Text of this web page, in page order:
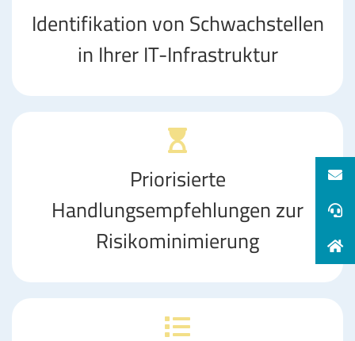
Identifikation von Schwachstellen
in Ihrer IT-Infrastruktur
Priorisierte
Handlungsempfehlungen zur
Risikominimierung